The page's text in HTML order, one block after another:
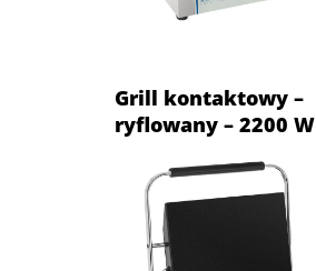
Grill kontaktowy –
ryflowany – 2200 W